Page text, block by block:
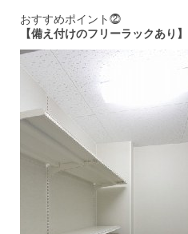
おすすめポイント⓶
【備え付けのフリーラックあり】